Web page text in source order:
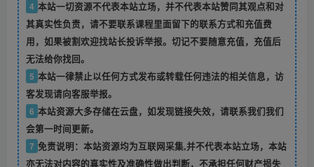
4 本站一切资源不代表本站立场，并不代表本站赞同其观点和对
其真实性负责，请不要联系课程里面留下的联系方式和充值费
用，如果被割欢迎找站长投诉举报。切记不要随意充值，充值后
无法给你找回。
5 本站一律禁止以任何方式发布或转载任何违法的相关信息，访
客发现请向客服举报。
6 本站资源大多存储在云盘，如发现链接失效，请联系我们我们
会第一时间更新。
7 免责说明：本站资源均为互联网采集,并不代表本站立场，本站
亦无法对内容的真实性及准确性做出判断，不承担任何财产损失